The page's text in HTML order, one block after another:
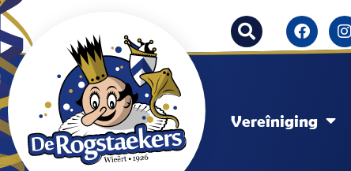
Vereîniging